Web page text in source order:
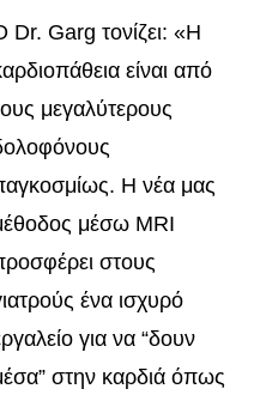
Dr. Garg τονίζει: «Η
είναι από
μεγαλύτερους
Η νέα μας
μέσω MRI
στους
ένα ισχυρό
για να “δουν
στην καρδιά όπως